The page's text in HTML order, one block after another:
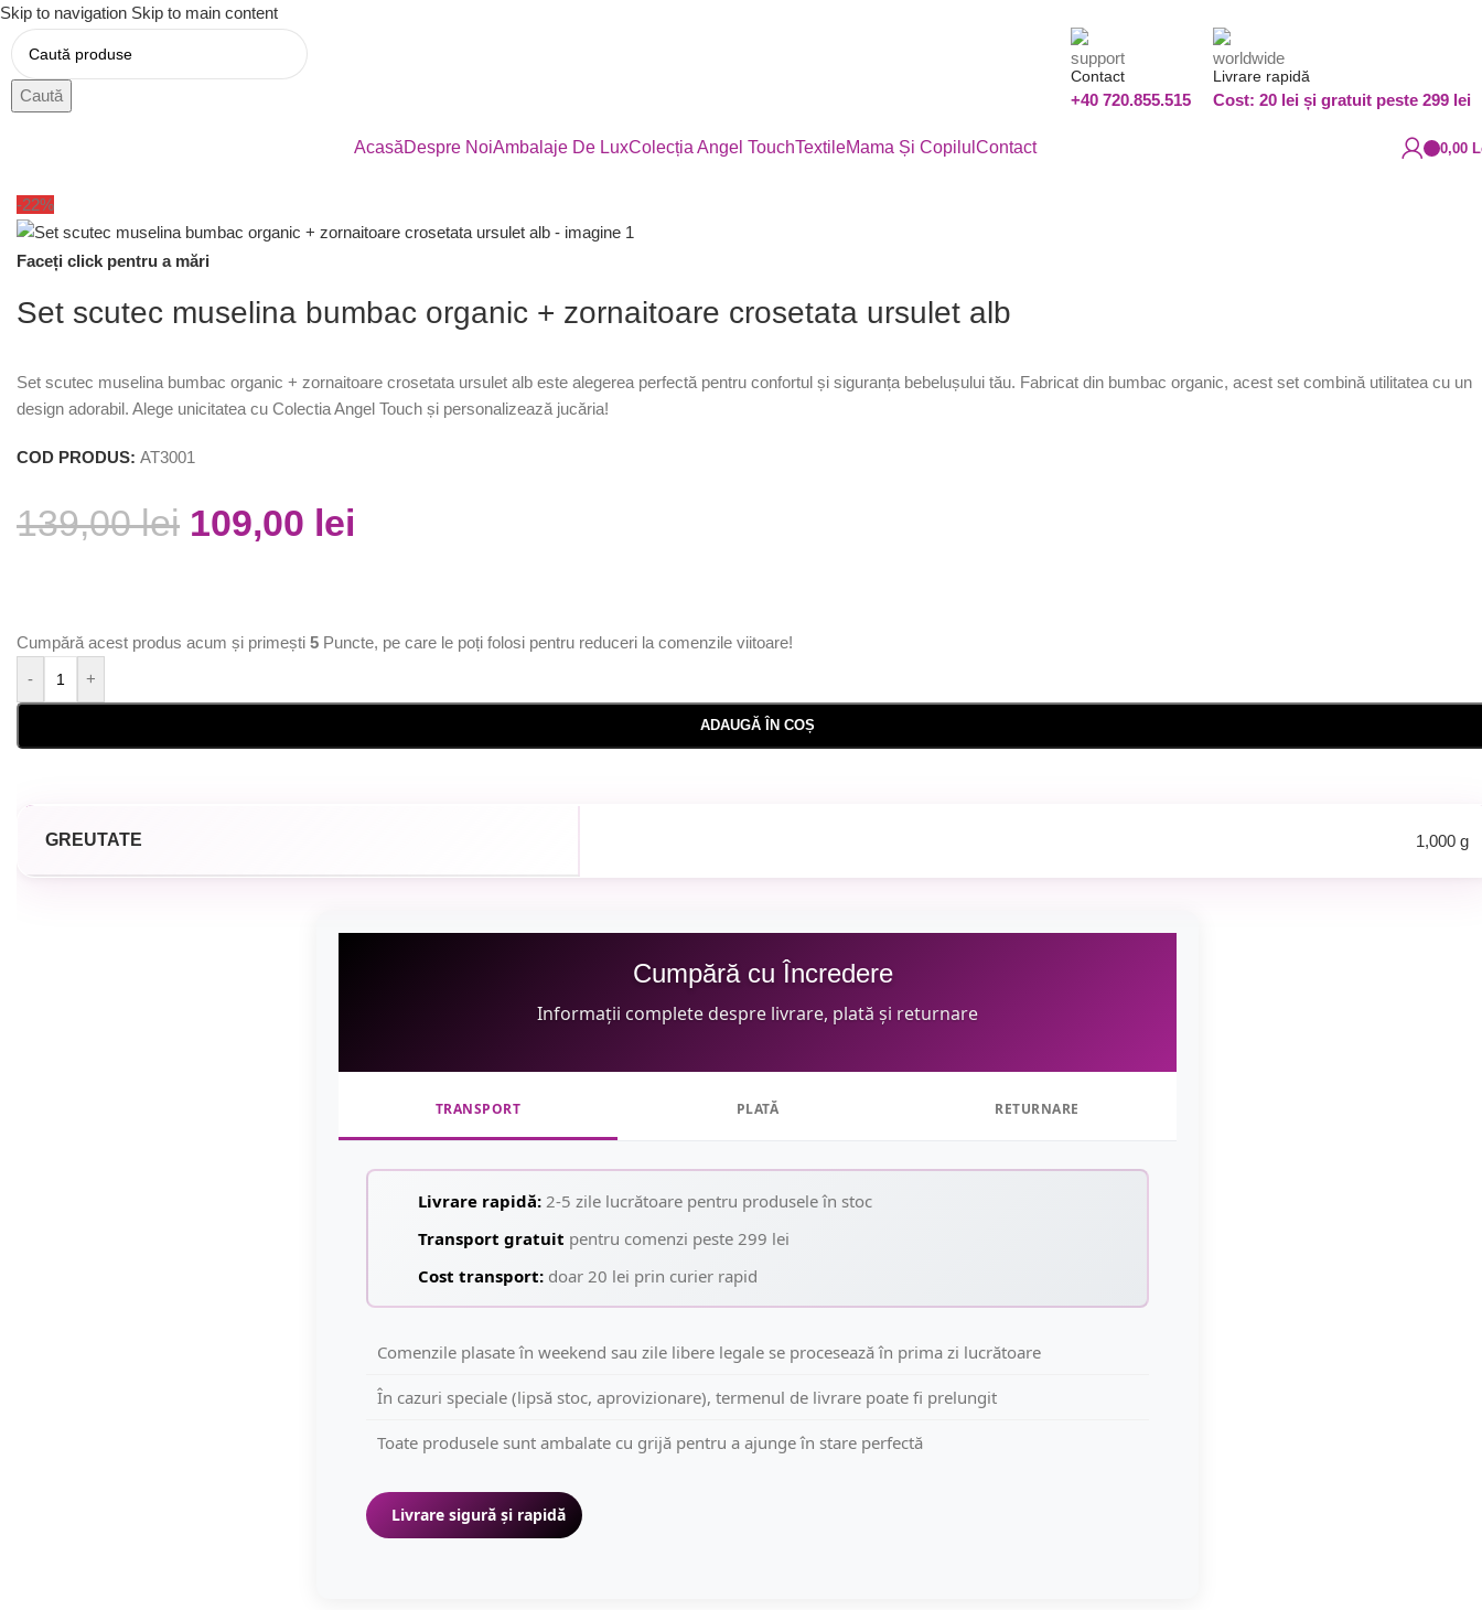
Skip to navigation Skip to main content
Caută
Contact
+40 720.855.515
Livrare rapidă
Cost: 20 lei și gratuit peste 299 lei
AcasăDespre NoiAmbalaje De LuxColecția Angel TouchTextileMama Și Copilul Contact 0,00
-22%
Faceți click pentru a mări
Set scutec muselina bumbac organic + zornaitoare crosetata ursulet alb
Set scutec muselina bumbac organic + zornaitoare crosetata ursulet alb este alegerea perfectă pentru confortul și siguranța bebelușului tău. Fabricat din bumbac organic, acest set combină utilitatea cu un
design adorabil. Alege unicitatea cu Colectia Angel Touch și personalizează jucăria!
COD PRODUS: AT3001
139,00lei 109,00 lei
Cumpără acest produs acum și primești 5 Puncte, pe care le poți folosi pentru reduceri la comenzile viitoare!
-
+
ADAUGĂ ÎN COȘ
GREUTATE 1,000 g
Cumpără cu Încredere
Informații complete despre livrare, plată și returnare
TRANSPORT PLATĂ RETURNARE
Livrare rapidă:2-5 zile lucrătoare pentru produsele în stoc
Transport gratuit pentru comenzi peste 299 lei
Cost transport:doar 20 lei prin curier rapid
Comenzile plasate în weekend sau zile libere legale se procesează în prima zi lucrătoare
În cazuri speciale (lipsă stoc, aprovizionare), termenul de livrare poate fi prelungit
Toate produsele sunt ambalate cu grijă pentru a ajunge în stare perfectă
Livrare sigură și rapidă